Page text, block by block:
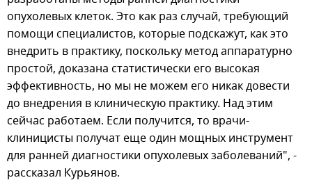
опухолевых клеток. Это как раз случай, требующий
помощи специалистов, которые подскажут, как это
внедрить в практику, поскольку метод аппаратурно
простой, доказана статистически его высокая
эффективность, но мы не можем его никак довести
до внедрения в клиническую практику. Над этим
сейчас работаем. Если получится, то врачи-
клиницисты получат еще один мощных инструмент
для ранней диагностики опухолевых заболеваний", -
рассказал Курьянов.